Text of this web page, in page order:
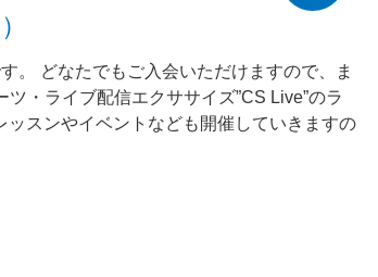
。 どなたでもご入会いただけますので、ま
・ライブ配信エクササイズ”CS Live”のラ
スンやイベントなども開催していきますの